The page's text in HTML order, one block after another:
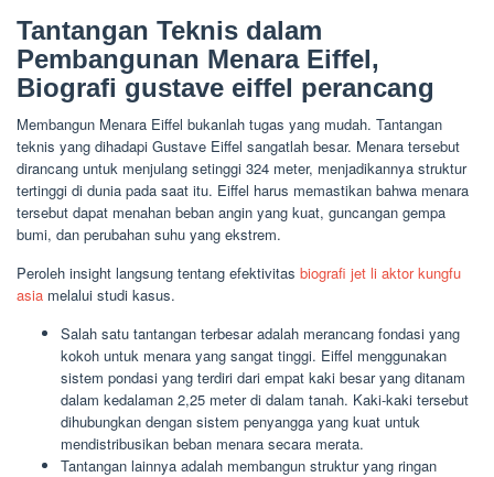
Tantangan Teknis dalam
Pembangunan Menara Eiffel,
Biografi gustave eiffel perancang
Membangun Menara Eiffel bukanlah tugas yang mudah. Tantangan
teknis yang dihadapi Gustave Eiffel sangatlah besar. Menara tersebut
dirancang untuk menjulang setinggi 324 meter, menjadikannya struktur
tertinggi di dunia pada saat itu. Eiffel harus memastikan bahwa menara
tersebut dapat menahan beban angin yang kuat, guncangan gempa
bumi, dan perubahan suhu yang ekstrem.
Peroleh insight langsung tentang efektivitas biografi jet li aktor kungfu
asia melalui studi kasus.
Salah satu tantangan terbesar adalah merancang fondasi yang
kokoh untuk menara yang sangat tinggi. Eiffel menggunakan
sistem pondasi yang terdiri dari empat kaki besar yang ditanam
dalam kedalaman 2,25 meter di dalam tanah. Kaki-kaki tersebut
dihubungkan dengan sistem penyangga yang kuat untuk
mendistribusikan beban menara secara merata.
Tantangan lainnya adalah membangun struktur yang ringan